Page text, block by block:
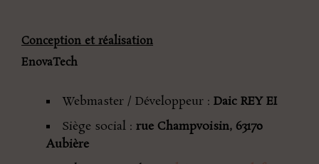
Conception et réalisation
EnovaTech
Webmaster / Développeur : Daic REY EI
Siège social : rue Champvoisin, 63170
Aubière